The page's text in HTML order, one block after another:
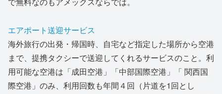
エアポート送迎サービス
海外旅行の出発・帰国時、自宅など指定した場所から空港
まで、提携タクシーで送迎してくれるサービスのこと。利
用可能な空港は「成田空港」「中部国際空港」「 関西国
際空港」のみ、利用回数も年間４回（片道を1回とし